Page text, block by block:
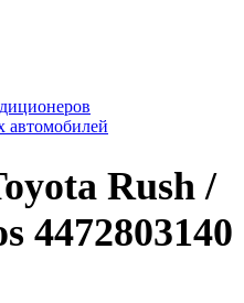
автомобилей
Rush /
4472803140